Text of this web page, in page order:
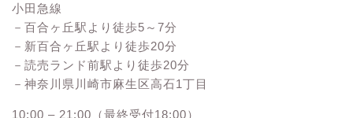
小田急線
－百合ヶ丘駅より徒歩5～7分
－新百合ヶ丘駅より徒歩20分
－読売ランド前駅より徒歩20分
－神奈川県川崎市麻生区高石1丁目
10:00 – 21:00（最終受付18:00）